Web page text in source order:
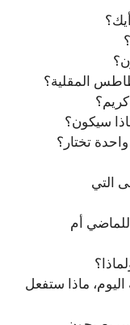
التي
للماضي أم
ماذا ستفعل